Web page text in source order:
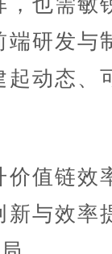
研发与
动态、
值链效
新与效率